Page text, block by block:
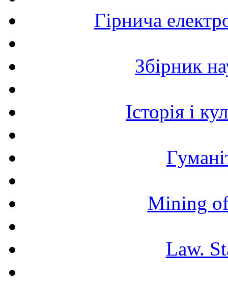
Гірнича
Збірник
Історія і
Mining
Law.